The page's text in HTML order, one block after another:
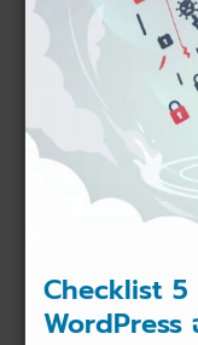
Checklist 5
WordPress